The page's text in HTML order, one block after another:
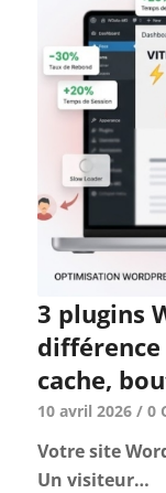
3 plugins
cache,
10 avril 2026 / 0
Votre site
Un visiteur…